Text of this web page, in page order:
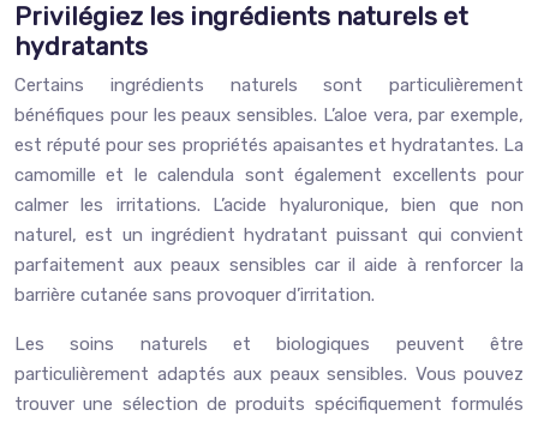
Privilégiez les ingrédients naturels et
hydratants
Certains ingrédients naturels sont particulièrement
bénéfiques pour les peaux sensibles. L’aloe vera, par exemple,
est réputé pour ses propriétés apaisantes et hydratantes. La
camomille et le calendula sont également excellents pour
calmer les irritations. L’acide hyaluronique, bien que non
naturel, est un ingrédient hydratant puissant qui convient
parfaitement aux peaux sensibles car il aide à renforcer la
barrière cutanée sans provoquer d’irritation.
Les soins naturels et biologiques peuvent être
particulièrement adaptés aux peaux sensibles. Vous pouvez
trouver une sélection de produits spécifiquement formulés